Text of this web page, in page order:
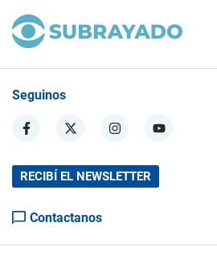
Seguinos
RECIBÍ EL NEWSLETTER
Contactanos